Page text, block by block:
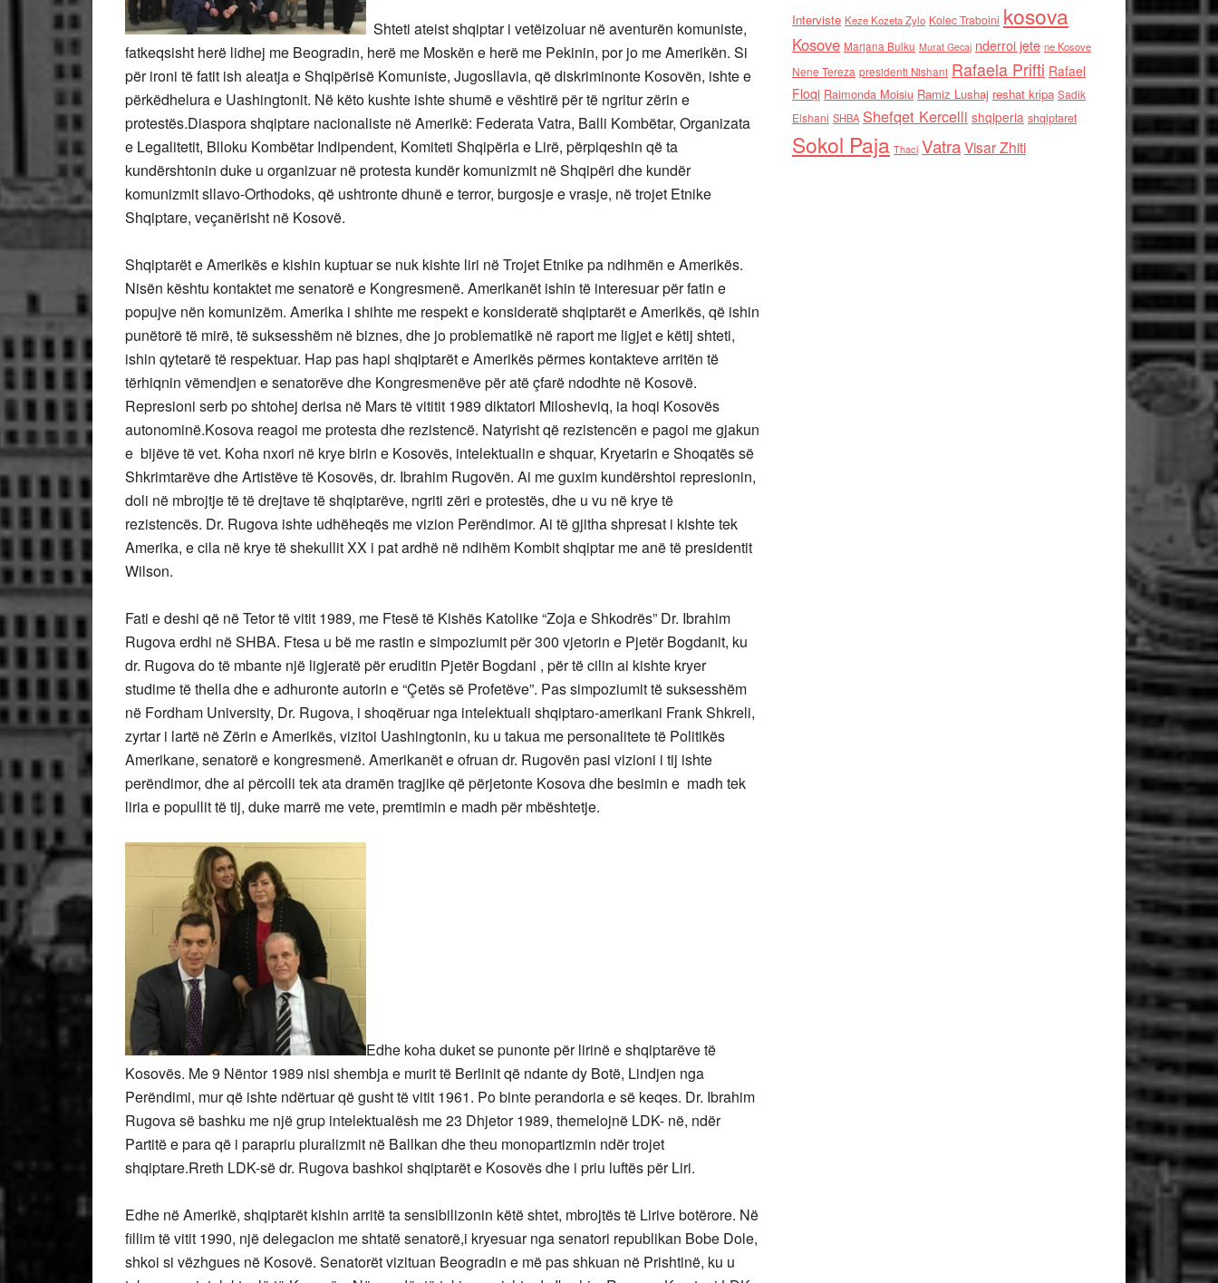
Shteti ateist shqiptar i vetëizoluar në aventurën komuniste,
fatkeqsisht herë lidhej me Beogradin, herë me Moskën e herë me Pekinin, por jo me Amerikën. Si
për ironi të fatit ish aleatja e Shqipërisë Komuniste, Jugosllavia, që diskriminonte Kosovën, ishte e
përkëdhelura e Uashingtonit. Në këto kushte ishte shumë e vështirë për të ngritur zërin e
protestës.Diaspora shqiptare nacionaliste në Amerikë: Federata Vatra, Balli Kombëtar, Organizata
e Legalitetit, Blloku Kombëtar Indipendent, Komiteti Shqipëria e Lirë, përpiqeshin që ta
kundërshtonin duke u organizuar në protesta kundër komunizmit në Shqipëri dhe kundër
komunizmit sllavo-Orthodoks, që ushtronte dhunë e terror, burgosje e vrasje, në trojet Etnike
Shqiptare, veçanërisht në Kosovë.
Shqiptarët e Amerikës e kishin kuptuar se nuk kishte liri në Trojet Etnike pa ndihmën e Amerikës.
Nisën kështu kontaktet me senatorë e Kongresmenë. Amerikanët ishin të interesuar për fatin e
popujve nën komunizëm. Amerika i shihte me respekt e konsideratë shqiptarët e Amerikës, që ishin
punëtorë të mirë, të suksesshëm në biznes, dhe jo problematikë në raport me ligjet e këtij shteti,
ishin qytetarë të respektuar. Hap pas hapi shqiptarët e Amerikës përmes kontakteve arritën të
tërhiqnin vëmendjen e senatorëve dhe Kongresmenëve për atë çfarë ndodhte në Kosovë.
Represioni serb po shtohej derisa në Mars të vititit 1989 diktatori Milosheviq, ia hoqi Kosovës
autonominë.Kosova reagoi me protesta dhe rezistencë. Natyrisht që rezistencën e pagoi me gjakun
e bijëve të vet. Koha nxori në krye birin e Kosovës, intelektualin e shquar, Kryetarin e Shoqatës së
Shkrimtarëve dhe Artistëve të Kosovës, dr. Ibrahim Rugovën. Ai me guxim kundërshtoi represionin,
doli në mbrojtje të të drejtave të shqiptarëve, ngriti zëri e protestës, dhe u vu në krye të
rezistencës. Dr. Rugova ishte udhëheqës me vizion Perëndimor. Ai të gjitha shpresat i kishte tek
Amerika, e cila në krye të shekullit XX i pat ardhë në ndihëm Kombit shqiptar me anë të presidentit
Wilson.
Fati e deshi që në Tetor të vitit 1989, me Ftesë të Kishës Katolike “Zoja e Shkodrës” Dr. Ibrahim
Rugova erdhi në SHBA. Ftesa u bë me rastin e simpoziumit për 300 vjetorin e Pjetër Bogdanit, ku
dr. Rugova do të mbante një ligjeratë për eruditin Pjetër Bogdani , për të cilin ai kishte kryer
studime të thella dhe e adhuronte autorin e “Çetës së Profetëve”. Pas simpoziumit të suksesshëm
në Fordham University, Dr. Rugova, i shoqëruar nga intelektuali shqiptaro-amerikani Frank Shkreli,
zyrtar i lartë në Zërin e Amerikës, vizitoi Uashingtonin, ku u takua me personalitete të Politikës
Amerikane, senatorë e kongresmenë. Amerikanët e ofruan dr. Rugovën pasi vizioni i tij ishte
perëndimor, dhe ai përcolli tek ata dramën tragjike që përjetonte Kosova dhe besimin e madh tek
liria e popullit të tij, duke marrë me vete, premtimin e madh për mbështetje.
Edhe koha duket se punonte për lirinë e shqiptarëve të
Kosovës. Me 9 Nëntor 1989 nisi shembja e murit të Berlinit që ndante dy Botë, Lindjen nga
Perëndimi, mur që ishte ndërtuar që gusht të vitit 1961. Po binte perandoria e së keqes. Dr. Ibrahim
Rugova së bashku me një grup intelektualësh me 23 Dhjetor 1989, themelojnë LDK- në, ndër
Partitë e para që i parapriu pluralizmit në Ballkan dhe theu monopartizmin ndër trojet
shqiptare.Rreth LDK-së dr. Rugova bashkoi shqiptarët e Kosovës dhe i priu luftës për Liri.
Edhe në Amerikë, shqiptarët kishin arritë ta sensibilizonin këtë shtet, mbrojtës të Lirive botërore. Në
fillim të vitit 1990, një delegacion me shtatë senatorë,i kryesuar nga senatori republikan Bobe Dole,
shkoi si vëzhgues në Kosovë. Senatorët vizituan Beogradin e më pas shkuan në Prishtinë, ku u
Interviste Keze Kozeta Zylo Kolec Traboini kosova
Kosove Marjana Bulku Murat Gecaj nderroi jete ne Kosove
Nene Tereza presidenti Nishani Rafaela Prifti Rafael
Floqi Raimonda Moisiu Ramiz Lushaj reshat kripa Sadik
Elshani SHBA Shefqet Kercelli shqiperia shqiptaret
Sokol Paja Thaci VatraVisar Zhiti